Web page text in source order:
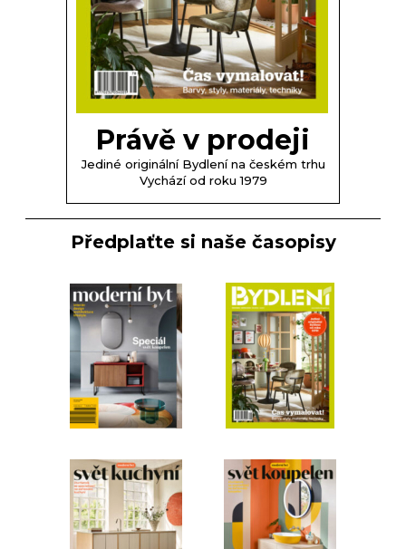
Právě v prodeji
Jediné originální Bydlení na českém trhu
Vychází od roku 1979
Předplaťte si naše časopisy